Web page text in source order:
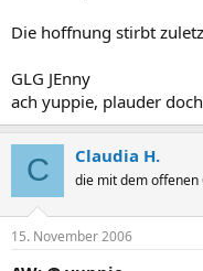
Die hoffnung stirbt
GLG JEnny
ach yuppie, plauder
C Claudia H.
die mit dem offenen
15. November 2006